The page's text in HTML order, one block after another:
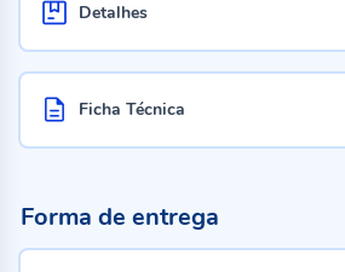
Detalhes
Ficha Técnica
Forma de entrega